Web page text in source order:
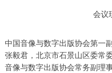
会议
中国音像与数字出版协会第一
张毅君，北京市石景山区委常
音像与数字出版协会常务副理